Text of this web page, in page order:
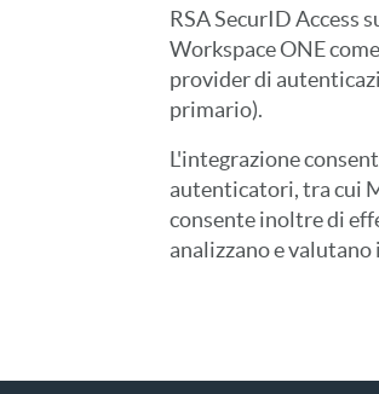
RSA SecurID Access
Workspace ONE
provider di
primario).
L'integrazione
autenticatori, tra cui
consente inoltre di
analizzano e